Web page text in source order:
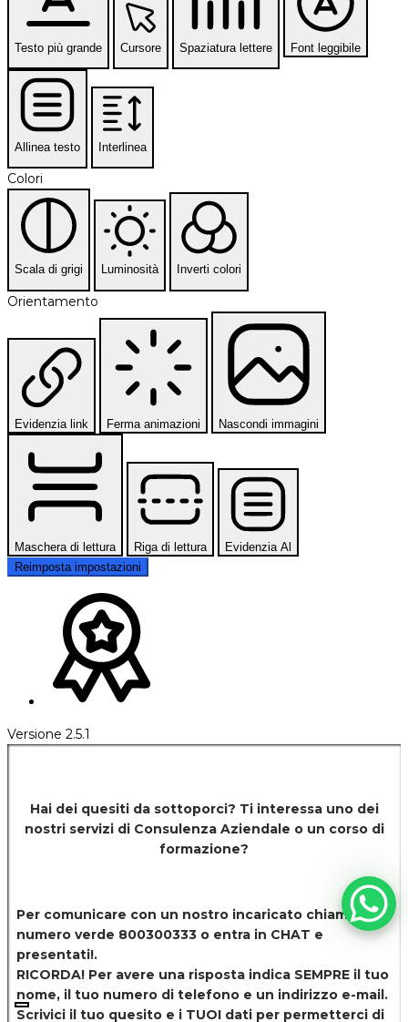
Testo più grande Cursore Spaziatura lettere Font leggibile
Allinea testo Interlinea
Colori
Scala di grigi Luminosità Inverti colori
Orientamento
Evidenzia link Ferma animazioni Nascondi immagini
Maschera di lettura Riga di lettura
Evidenzia Al
Reimposta impostazioni
Versione 2.5.1
Hai dei quesiti da sottoporci? Ti interessa uno dei
nostri servizi di Consulenza Aziendale o un corso di
formazione?
Per comunicare con un nostro incaricato chiamaci al
numero verde 800300333 o entra in CHAT e
presentati!.
RICORDA! Per avere una risposta indica SEMPRE il tuo
nome, il tuo numero di telefono e un indirizzo e-mail.
Scrivici il tuo quesito e i TUOI dati per permetterci di